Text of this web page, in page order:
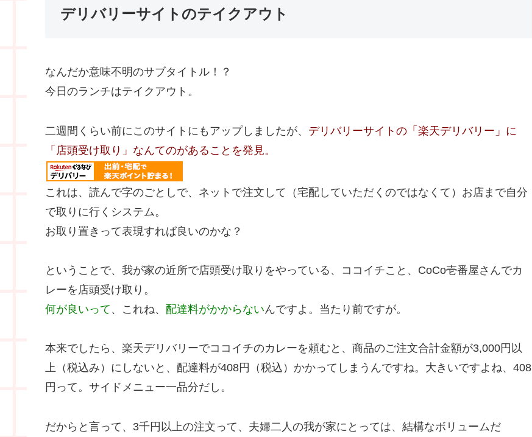
デリバリーサイトのテイクアウト
なんだか意味不明のサブタイトル！？
今日のランチはテイクアウト。
二週間くらい前にこのサイトにもアップしましたが、 デリバリーサイトの「楽天デリバリー」に
「店頭受け取り」なんてのがあることを発見。
これは、読んで字のごとしで、ネットで注文して（宅配していただくのではなくて）お店まで自分
で取りに行くシステム。
お取り置きって表現すれば良いのかな？
ということで、我が家の近所で店頭受け取りをやっている、ココイチこと、CoCo壱番屋さんでカ
レーを店頭受け取り。
何が良いって 、これね、 配達料がかからないんですよ。当たり前ですが。
本来でしたら、楽天デリバリーでココイチのカレーを頼むと、商品のご注文合計金額が3,000円以
上（税込み）にしないと、配達料が408円（税込）かかってしまうんですね。大きいですよね、408
円って。サイドメニュー一品分だし。
だからと言って、3千円以上の注文って、夫婦二人の我が家にとっては、結構なボリュームだ